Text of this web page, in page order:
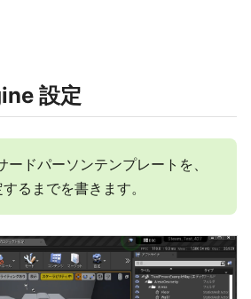
設定
ードパーソンテンプレートを、
るまでを書きます。